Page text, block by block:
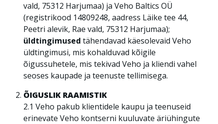
vald, 75312 Harjumaa) ja Veho Baltics OÜ
(registrikood 14809248, aadress Läike tee 44,
Peetri alevik, Rae vald, 75312 Harjumaa);
üldtingimused tähendavad käesolevaid Veho
üldtingimusi, mis kohalduvad kõigile
õigussuhetele, mis tekivad Veho ja kliendi vahel
seoses kaupade ja teenuste tellimisega.
ÕIGUSLIK RAAMISTIK
2.1 Veho pakub klientidele kaupu ja teenuseid
erinevate Veho kontserni kuuluvate äriühingute